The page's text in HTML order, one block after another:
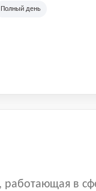
Полный день
в